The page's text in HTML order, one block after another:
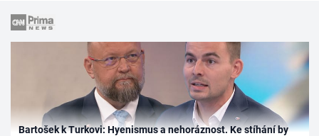
Bartošek k Turkovi: Hyenismus a nehoráznost. Ke stíhání by